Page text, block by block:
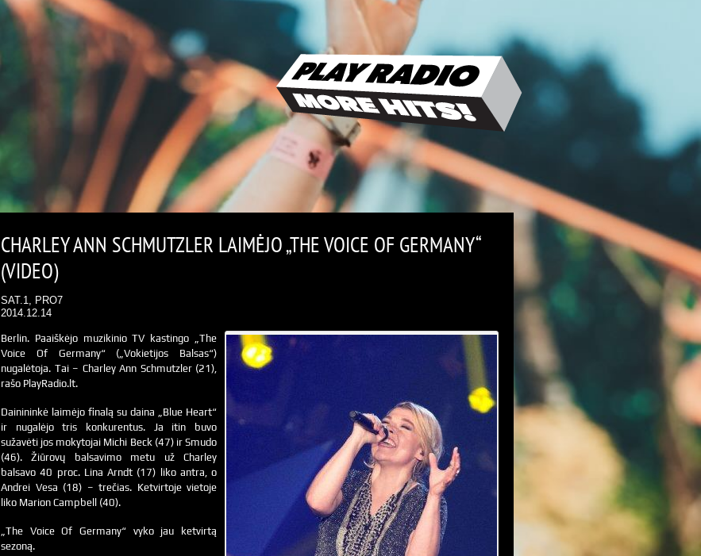
CHARLEY ANN SCHMUTZLER LAIMĖJO „THE VOICE OF GERMANY“
(VIDEO)
SAT.1, PRO7
2014.12.14
Berlin. Paaiškėjo muzikinio TV kastingo „The
Voice Of Germany“ („Vokietijos Balsas“)
nugalėtoja. Tai – Charley Ann Schmutzler (21),
rašo PlayRadio.lt.
Dainininkė laimėjo finalą su daina „Blue Heart“
ir nugalėjo tris konkurentus. Ja itin buvo
sužavėti jos mokytojai Michi Beck (47) ir Smudo
(46). Žiūrovų balsavimo metu už Charley
balsavo 40 proc. Lina Arndt (17) liko antra, o
Andrei Vesa (18) – trečias. Ketvirtoje vietoje
liko Marion Campbell (40).
„The Voice Of Germany“ vyko jau ketvirtą
sezoną.